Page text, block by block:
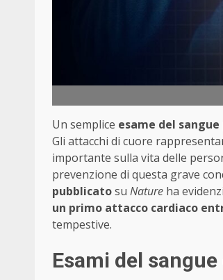
Un semplice esame del sangue
Gli attacchi di cuore
importante sulla vita delle
prevenzione di questa grave
pubblicatosu Nature ha
un primo attacco cardiaco
tempestive.
Esami del